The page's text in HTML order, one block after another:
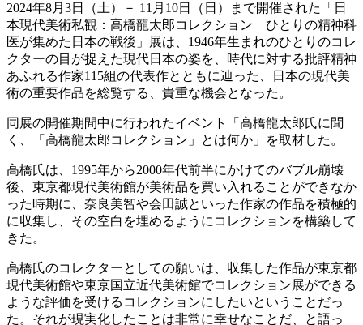
2024年8月3日（土）－ 11月10日（日）まで開催された「日
本現代美術私観：高橋龍太郎コレクション ひとりの精神科
医が集めた日本の戦後」展は、1946年生まれのひとりのコレ
クターの目が捉えた現代日本の姿を、時代に対する批評精神
あふれる作家115組の代表作とともに辿った、日本の現代美
術の重要作品を総覧する、貴重な機会となった。
同展の開催期間中に行われたイベント「高橋龍太郎氏に聞
く、「高橋龍太郎コレクション」とは何か」を取材した。
高橋氏は、1995年から2000年代前半にかけてのバブル崩壊
後、東京都現代美術館が美術品を買い入れることができなか
った時期に、奈良美智や会田誠といった作家の作品を積極的
に収集し、その空白を埋めるようにコレクションを構築して
きた。
高橋氏のコレクターとしての願いは、収集した作品が東京都
現代美術館や東京国立近代美術館でコレクション展ができる
ような評価を受けるコレクションにしたいということだっ
た。それが現実化したことは非常に幸せなことだ、と語っ